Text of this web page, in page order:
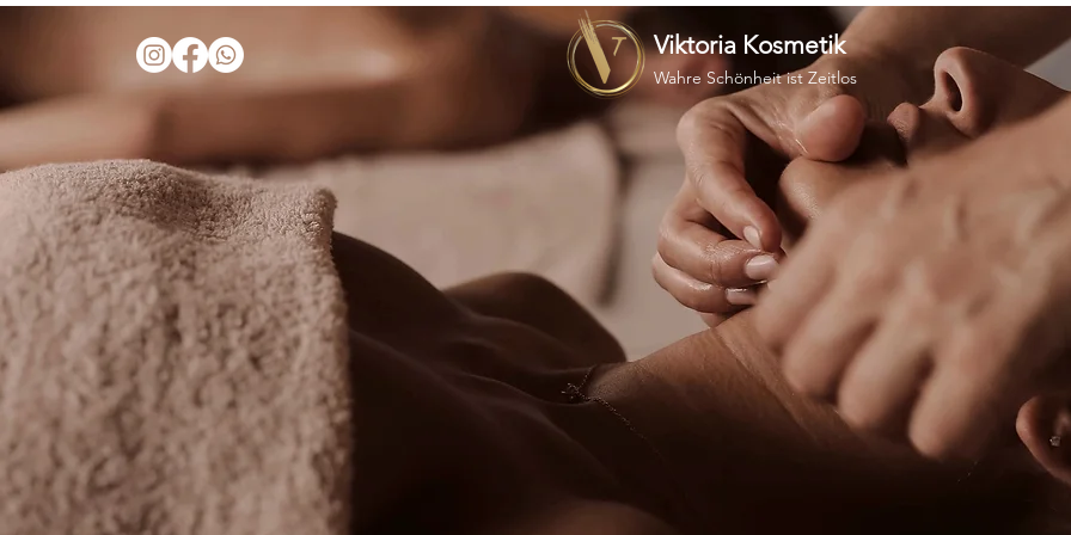
Viktoria Kosmetik
Wahre Schönheit ist Zeitlos